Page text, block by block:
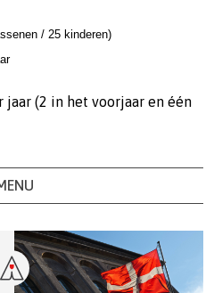
/ 25 kinderen)
jaar (2 in het voorjaar en één